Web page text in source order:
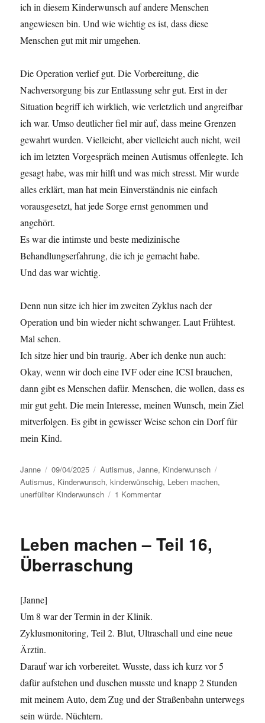
ich in diesem Kinderwunsch auf andere Menschen
angewiesen bin. Und wie wichtig es ist, dass diese
Menschen gut mit mir umgehen.
Die Operation verlief gut. Die Vorbereitung, die
Nachversorgung bis zur Entlassung sehr gut. Erst in der
Situation begriff ich wirklich, wie verletzlich und angreifbar
ich war. Umso deutlicher fiel mir auf, dass meine Grenzen
gewahrt wurden. Vielleicht, aber vielleicht auch nicht, weil
ich im letzten Vorgespräch meinen Autismus offenlegte. Ich
gesagt habe, was mir hilft und was mich stresst. Mir wurde
alles erklärt, man hat mein Einverständnis nie einfach
vorausgesetzt, hat jede Sorge ernst genommen und
angehört.
Es war die intimste und beste medizinische
Behandlungserfahrung, die ich je gemacht habe.
Und das war wichtig.
Denn nun sitze ich hier im zweiten Zyklus nach der
Operation und bin wieder nicht schwanger. Laut Frühtest.
Mal sehen.
Ich sitze hier und bin traurig. Aber ich denke nun auch:
Okay, wenn wir doch eine IVF oder eine ICSI brauchen,
dann gibt es Menschen dafür. Menschen, die wollen, dass es
mir gut geht. Die mein Interesse, meinen Wunsch, mein Ziel
mitverfolgen. Es gibt in gewisser Weise schon ein Dorf für
mein Kind.
Autor
Janne
Veröffentlicht
am
09/04/2025 Kategorien
Autismus,Janne, Kinderwunsch
Autismus, Kinderwunsch,kinderwünschig, Leben machen,
unerfüllter Kinderwunsch
1 Kommentarzu
Teil
Leben machen – Teil 16,
Überraschung
[Janne]
Um 8 war der Termin in der Klinik.
Zyklusmonitoring, Teil 2. Blut, Ultraschall und eine neue
Ärztin.
Darauf war ich vorbereitet. Wusste, dass ich kurz vor 5
dafür aufstehen und duschen musste und knapp 2 Stunden
mit meinem Auto, dem Zug und der Straßenbahn unterwegs
sein würde. Nüchtern.